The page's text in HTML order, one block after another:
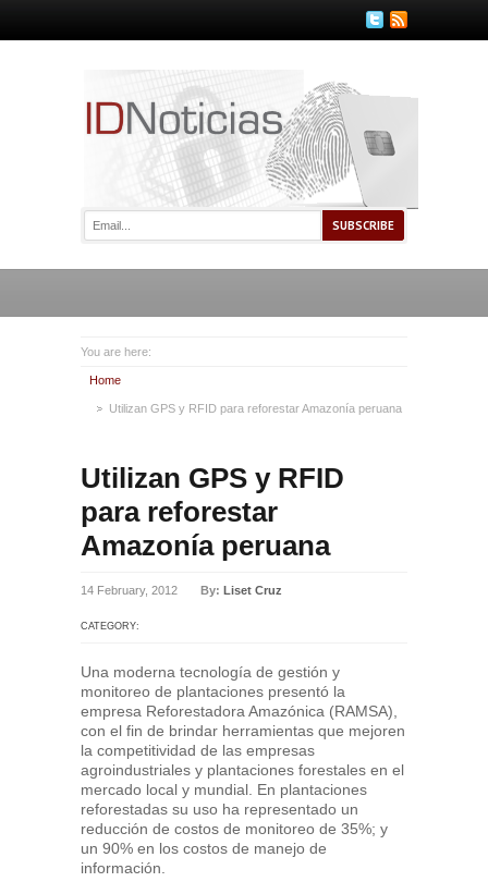
You are here:
Home
Utilizan GPS y RFID para reforestar Amazonía peruana
Utilizan GPS y RFID
para reforestar
Amazonía peruana
14 February, 2012 By: Liset Cruz
CATEGORY:
Una moderna tecnología de gestión y
monitoreo de plantaciones presentó la
empresa Reforestadora Amazónica (RAMSA),
con el fin de brindar herramientas que mejoren
la competitividad de las empresas
agroindustriales y plantaciones forestales en el
mercado local y mundial. En plantaciones
reforestadas su uso ha representado un
reducción de costos de monitoreo de 35%; y
un 90% en los costos de manejo de
información.